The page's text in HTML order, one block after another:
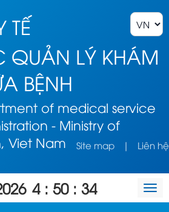
TẾ
QUẢN LÝ KHÁM
BỆNH
of medical service
- Ministry of
Viet Nam
Site map | Liên hệ
4 : 50 : 34